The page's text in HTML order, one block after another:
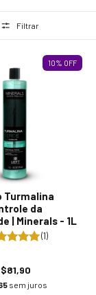
Filtrar
10% OFF
Turmalina
da
| Minerals - 1L
(1)
sem juros